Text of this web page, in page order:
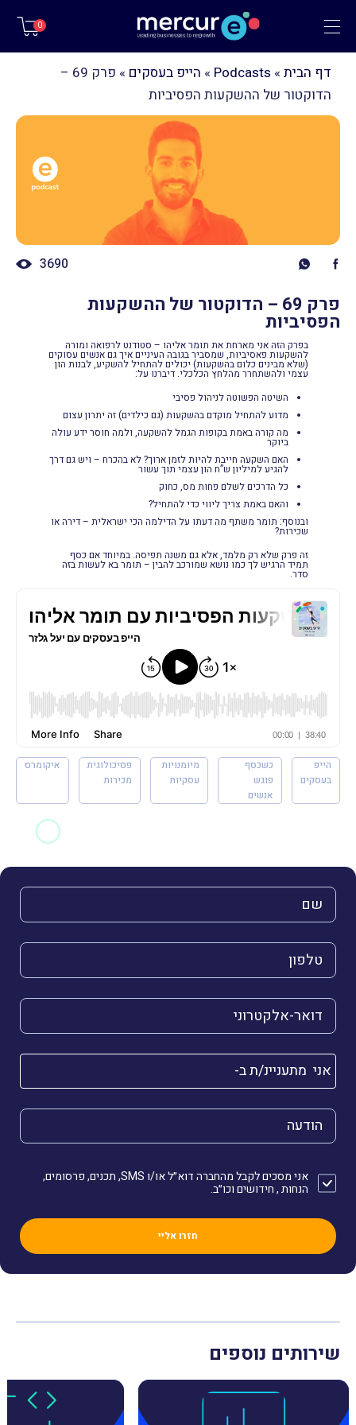
תפריט 0
דף הבית »
Podcasts
» הייפ בעסקים »
פרק 69 –
הדוקטור של ההשקעות הפסיביות
3690
פרק 69 – הדוקטור של ההשקעות
הפסיביות
בפרק הזה אני מארחת את תומר אליהו – סטודנט לרפואה ומורה
להשקעות פאסיביות, שמסביר בגובה העיניים איך גם אנשים עסוקים
(שלא מבינים כלום בהשקעות) יכולים להתחיל להשקיע, לבנות הון
עצמי ולהשתחרר מהלחץ הכלכלי. דיברנו על:
השיטה הפשוטה לניהול פסיבי
מדוע להתחיל מוקדם בהשקעות (גם כילדים) זה יתרון עצום
מה קורה באמת בקופות הגמל להשקעה, ולמה חוסר ידע עולה
ביוקר
האם השקעה חייבת להיות לזמן ארוך? לא בהכרח – ויש גם דרך
להגיע למיליון ש”ח הון עצמי תוך עשור
כל הדרכים לשלם פחות מס, כחוק
והאם באמת צריך ליווי כדי להתחיל?
ובנוסף: תומר משתף מה דעתו על הדילמה הכי ישראלית – דירה או
שכירות?
זה פרק שלא רק מלמד, אלא גם משנה תפיסה. במיוחד אם כסף
תמיד הרגיש לך כמו נושא שמורכב להבין – תומר בא לעשות בזה
סדר.
הייפ
בעסקים
כשכסף
פוגש
אנשים
מיומנויות
עסקיות
פסיכולוגית
מכירות
איקומרס
השם שלך (חובה)
הטלפון שלך (חובה)
הדואר האלקטרוני שלך (חובה)
אני מתעניינ/ת ב-
הודעה
אני מסכים לקבל מהחברה דוא״ל או/ו SMS, תכנים, פרסומים,
הנחות , חידושים וכו״ב.
שירותים נוספים